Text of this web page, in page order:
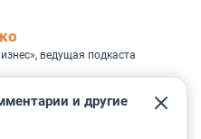
ведущая подкаста
и другие